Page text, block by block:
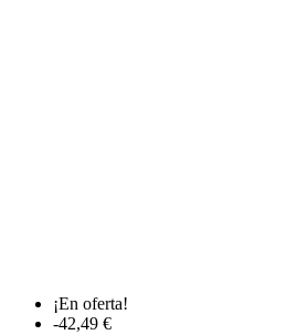
¡En oferta!
-42,49 €